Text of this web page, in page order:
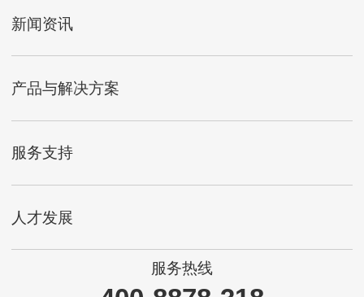
新闻资讯
产品与解决方案
服务支持
人才发展
服务热线